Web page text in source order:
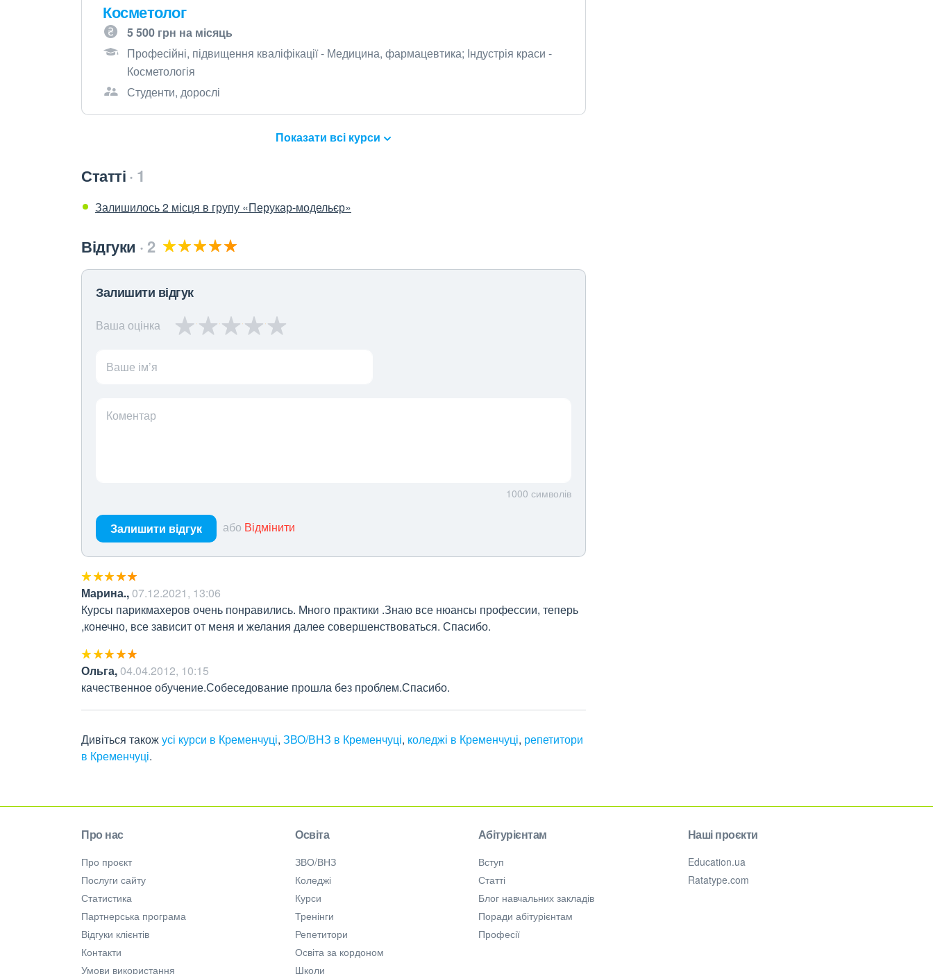
Косметолог
5 500 грн на місяць
Професійні, підвищення кваліфікації - Медицина, фармацевтика; Індустрія краси -
Косметологія
Студенти, дорослі
Показати всі курси
Статті 1
Залишилось 2 місця в групу «Перукар-модельєр»
Відгуки 2
Залишити відгук
Ваша оцінка
Ваше ім’я
Коментар
1000 символів
Залишити відгук або Відмінити
Марина.,07.12.2021, 13:06
Курсы парикмахеров очень понравились. Много практики .Знаю все нюансы профессии, теперь
,конечно, все зависит от меня и желания далее совершенствоваться. Спасибо.
Ольга,04.04.2012, 10:15
качественное обучение.Собеседование прошла без проблем.Спасибо.
Дивіться такожусі курси в Кременчуці, ЗВО/ВНЗ в Кременчуці, коледжі в Кременчуці, репетитори
в Кременчуці.
Про нас
Про проєкт
Послуги сайту
Статистика
Партнерська програма
Відгуки клієнтів
Контакти
Умови використання
Освіта
ЗВО/ВНЗ
Коледжі
Курси
Тренінги
Репетитори
Освіта за кордоном
Школи
Абітурієнтам
Вступ
Статті
Блог навчальних закладів
Поради абітурієнтам
Професії
Наші проєкти
Education.ua
Ratatype.com